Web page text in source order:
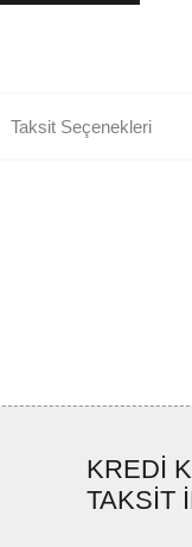
Taksit Seçenekleri
KREDİ
TAKSİT